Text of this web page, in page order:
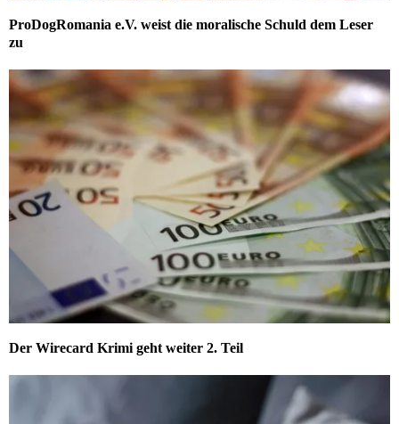
ProDogRomania e.V. weist die moralische Schuld dem Leser
zu
Der Wirecard Krimi geht weiter 2. Teil